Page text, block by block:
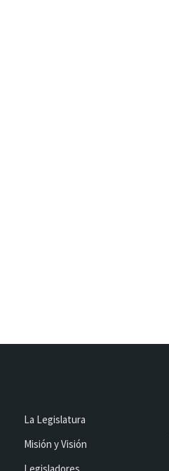
La Legislatura
Misión y Visión